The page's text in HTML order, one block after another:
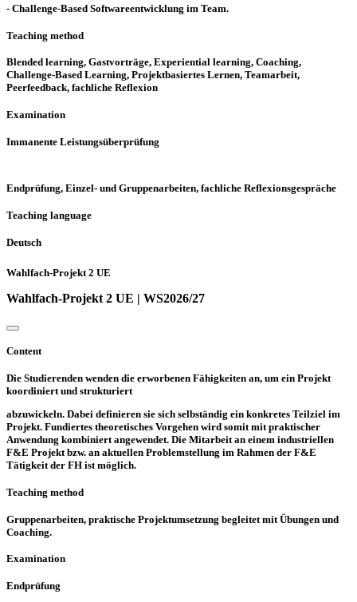
- Challenge-Based Softwareentwicklung im Team.
Teaching method
Blended learning, Gastvorträge, Experiential learning, Coaching,
Challenge-Based Learning, Projektbasiertes Lernen, Teamarbeit,
Peerfeedback, fachliche Reflexion
Examination
Immanente Leistungsüberprüfung
Endprüfung, Einzel- und Gruppenarbeiten, fachliche Reflexionsgespräche
Teaching language
Deutsch
Wahlfach-Projekt 2 UE
Wahlfach-Projekt 2 UE | WS2026/27
Content
Die Studierenden wenden die erworbenen Fähigkeiten an, um ein Projekt
koordiniert und strukturiert
abzuwickeln. Dabei definieren sie sich selbständig ein konkretes Teilziel im
Projekt. Fundiertes theoretisches Vorgehen wird somit mit praktischer
Anwendung kombiniert angewendet. Die Mitarbeit an einem industriellen
F&E Projekt bzw. an aktuellen Problemstellung im Rahmen der F&E
Tätigkeit der FH ist möglich.
Teaching method
Gruppenarbeiten, praktische Projektumsetzung begleitet mit Übungen und
Coaching.
Examination
Endprüfung